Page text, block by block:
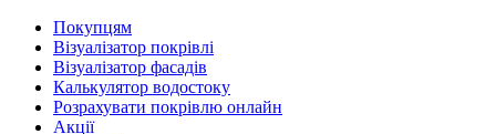
Покупцям
Візуалізатор покрівлі
Візуалізатор фасадів
Калькулятор водостоку
Розрахувати покрівлю онлайн
Акції